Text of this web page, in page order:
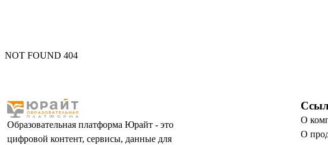
NOT FOUND 404
Образовательная платформа Юрайт - это
цифровой контент, сервисы, данные для
О
О